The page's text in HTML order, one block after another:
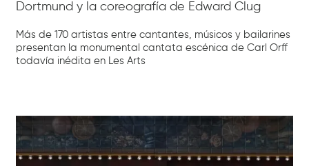
Dortmund y la coreografía de Edward Clug
Más de 170 artistas entre cantantes, músicos y bailarines
presentan la monumental cantata escénica de Carl Orff
todavía inédita en Les Arts